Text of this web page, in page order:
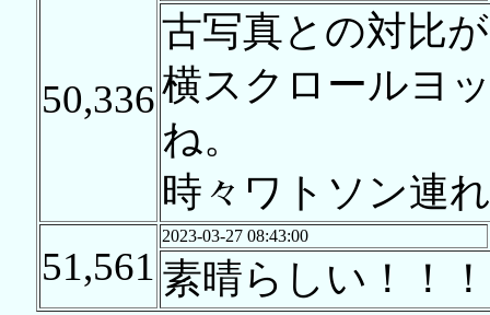
50,336
古写真との対比
横スクロールヨ
ね。
時々ワトソン連
51,561
2023-03-27 08:43:00
素晴らしい！！